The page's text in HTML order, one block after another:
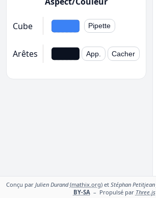
Cube Pipette
Arêtes App. Cacher
Conçu par Julien Durand (mathix.org)et Stéphan Petitjean
BY-SA– Propulsé par Three.js